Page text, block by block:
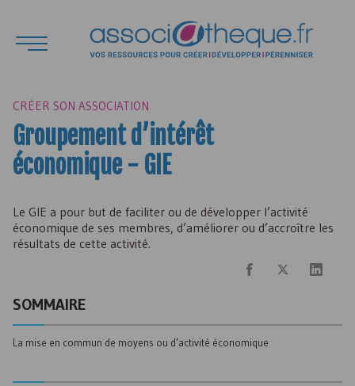
CRÉER SON ASSOCIATION
Groupement d’intérêt
économique - GIE
Le GIE a pour but de faciliter ou de développer l’activité
économique de ses membres, d’améliorer ou d’accroître les
résultats de cette activité.
SOMMAIRE
La mise en commun de moyens ou d’activité économique